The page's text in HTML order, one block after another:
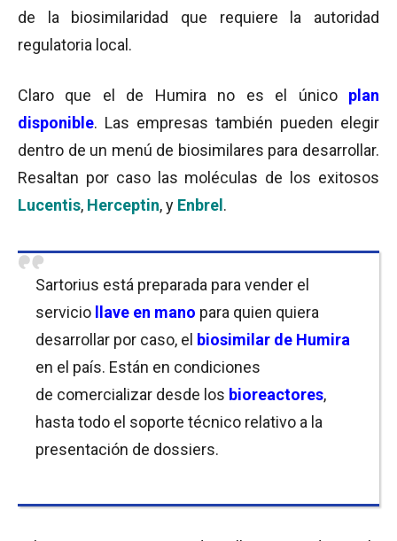
de la biosimilaridad que requiere la autoridad
regulatoria local.
Claro que el de Humira no es el único plan
disponible. Las empresas también pueden elegir
dentro de un menú de biosimilares para desarrollar.
Resaltan por caso las moléculas de los exitosos
Lucentis, Herceptin, y Enbrel .
Sartorius está preparada para vender el
servicio
llave en mano para quien quiera
desarrollar por caso, el biosimilar de Humira
en el país. Están en condiciones
de comercializar desde los bioreactores,
hasta todo el soporte técnico relativo a la
presentación de dossiers.